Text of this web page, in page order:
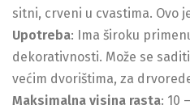
sitni, crveni u cvastima. Ovo
Upotreba: Ima široku
dekorativnosti. Može se
većim dvorištima, za
Maksimalna visina rasta: 10